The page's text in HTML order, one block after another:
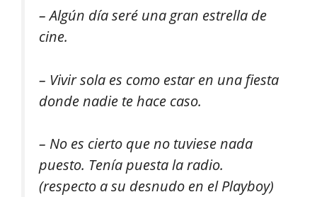
– Algún día seré una gran estrella de
cine.
– Vivir sola es como estar en una fiesta
donde nadie te hace caso.
– No es cierto que no tuviese nada
puesto. Tenía puesta la radio.
(respecto a su desnudo en el Playboy)